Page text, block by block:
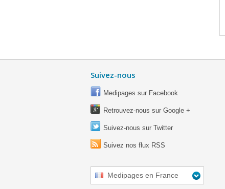
Suivez-nous
Medipages sur Facebook
Retrouvez-nous sur Google +
Suivez-nous sur Twitter
Suivez nos flux RSS
Medipages en France